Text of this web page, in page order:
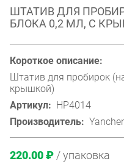
ШТАТИВ ДЛЯ
БЛОКА 0,2 МЛ, С
Короткое описание:
Штатив для пробирок
крышкой)
Артикул: HP4014
Производитель:
220.00 ₽ / упаковка